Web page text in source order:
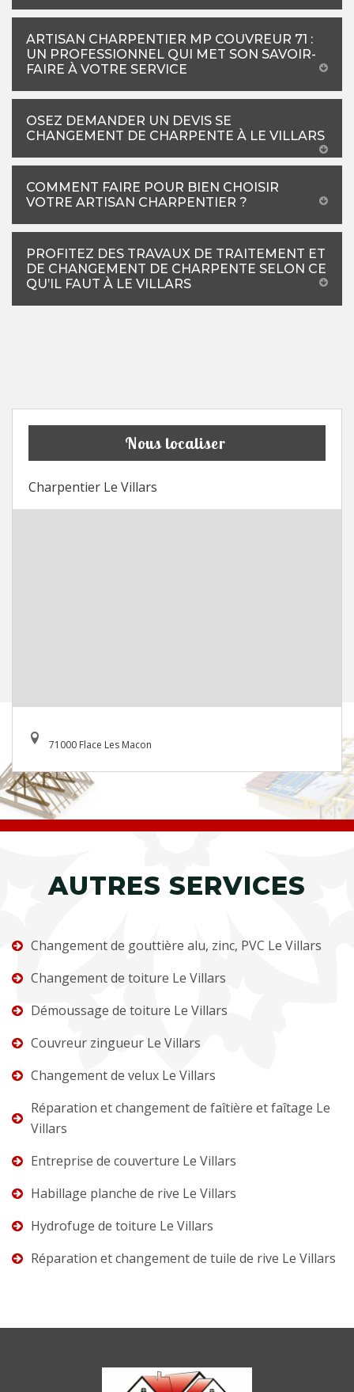
ARTISAN CHARPENTIER MP COUVREUR 71 :
UN PROFESSIONNEL QUI MET SON SAVOIR-
FAIRE À VOTRE SERVICE
OSEZ DEMANDER UN DEVIS SE
CHANGEMENT DE CHARPENTE À LE VILLARS
COMMENT FAIRE POUR BIEN CHOISIR
VOTRE ARTISAN CHARPENTIER ?
PROFITEZ DES TRAVAUX DE TRAITEMENT ET
DE CHANGEMENT DE CHARPENTE SELON CE
QU’IL FAUT À LE VILLARS
Nous localiser
Charpentier Le Villars
71000 Flace Les Macon
AUTRES SERVICES
Changement de gouttière alu, zinc, PVC Le Villars
Changement de toiture Le Villars
Démoussage de toiture Le Villars
Couvreur zingueur Le Villars
Changement de velux Le Villars
Réparation et changement de faîtière et faîtage Le
Villars
Entreprise de couverture Le Villars
Habillage planche de rive Le Villars
Hydrofuge de toiture Le Villars
Réparation et changement de tuile de rive Le Villars